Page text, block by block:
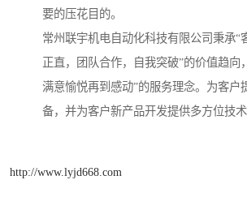
要的压花目的。
常州联宇机电自动化科技有限公司秉承“
正直，团队合作，自我突破”的价值趋向
满意愉悦再到感动”的服务理念。为客户
备，并为客户新产品开发提供多方位技术
http://www.lyjd668.com